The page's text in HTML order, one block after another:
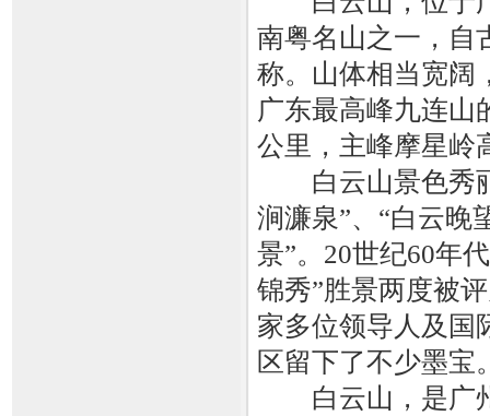
南粤名山之一，自
称。山体相当宽阔
广东最高峰九连山
公里，主峰摩星岭
白云山景色秀丽
涧濂泉”、“白云晚
景”。20世纪60年
锦秀”胜景两度被
家多位领导人及国
区留下了不少墨宝
白云山，是广州